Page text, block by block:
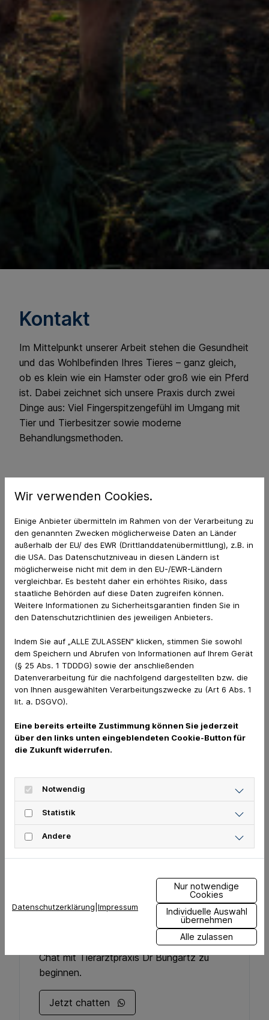
Kontakt
Im Mittelpunkt unserer Arbeit stehen die Gesundheit
und das Wohlbefinden Ihres Tieres – ganz gleich,
ob es klein wie ein Hamster oder groß wie ein Pferd
ist. Dabei zeichnet sich unsere Praxis durch zwei
Dinge aus: Viel Fingerspitzengefühl im Umgang mit
Tier und Tierbesitzer sowie moderne
Behandlungsmethoden.
Tierarztpraxis Dr. Bungartz
Neuensteiner Weg 9
54597 Reuth
Kontakt
06552 - 980210
06552 - 980211
Sprechstunden
Klicke auf den Button um einen WhatsApp-
Chat mit Tierarztpraxis Dr Bungartz zu
beginnen.
Jetzt chatten
Wir verwenden Cookies.
Einige Anbieter übermitteln im Rahmen von der Verarbeitung zu
den genannten Zwecken möglicherweise Daten an Länder
außerhalb der EU/ des EWR (Drittlanddatenübermittlung), z.B. in
die USA. Das Datenschutzniveau in diesen Ländern ist
möglicherweise nicht mit dem in den EU-/EWR-Ländern
vergleichbar. Es besteht daher ein erhöhtes Risiko, dass
staatliche Behörden auf diese Daten zugreifen können.
Weitere Informationen zu Sicherheitsgarantien finden Sie in
den Datenschutzrichtlinien des jeweiligen Anbieters.
Indem Sie auf „ALLE ZULASSEN" klicken, stimmen Sie sowohl
dem Speichern und Abrufen von Informationen auf Ihrem Gerät
(§ 25 Abs. 1 TDDDG) sowie der anschließenden
Datenverarbeitung für die nachfolgend dargestellten bzw. die
von Ihnen ausgewählten Verarbeitungszwecke zu (Art 6 Abs. 1
lit. a. DSGVO).
Eine bereits erteilte Zustimmung können Sie jederzeit
über den links unten eingeblendeten Cookie-Button für
die Zukunft widerrufen.
Notwendig
Statistik
Andere
Datenschutzerklärung Impressum
Nur notwendige
Cookies
Individuelle Auswahl
übernehmen
Alle zulassen